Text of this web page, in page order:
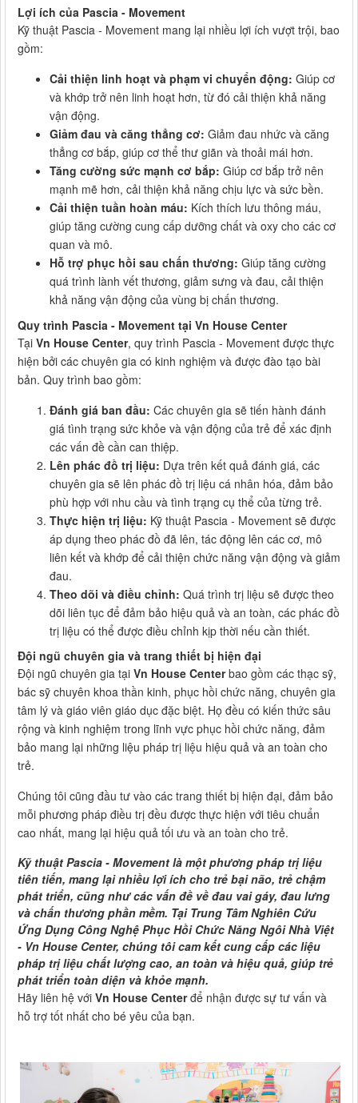
Lợi ích của Pascia - Movement
Kỹ thuật Pascia - Movement mang lại nhiều lợi ích vượt trội, bao
gồm:
Cải thiện linh hoạt và phạm vi chuyển động: Giúp cơ
và khớp trở nên linh hoạt hơn, từ đó cải thiện khả năng
vận động.
Giảm đau và căng thẳng cơ: Giảm đau nhức và căng
thẳng cơ bắp, giúp cơ thể thư giãn và thoải mái hơn.
Tăng cường sức mạnh cơ bắp: Giúp cơ bắp trở nên
mạnh mẽ hơn, cải thiện khả năng chịu lực và sức bền.
Cải thiện tuần hoàn máu: Kích thích lưu thông máu,
giúp tăng cường cung cấp dưỡng chất và oxy cho các cơ
quan và mô.
Hỗ trợ phục hồi sau chấn thương: Giúp tăng cường
quá trình lành vết thương, giảm sưng và đau, cải thiện
khả năng vận động của vùng bị chấn thương.
Quy trình Pascia - Movement tại Vn House Center
Tại Vn House Center, quy trình Pascia - Movement được thực
hiện bởi các chuyên gia có kinh nghiệm và được đào tạo bài
bản. Quy trình bao gồm:
Đánh giá ban đầu: Các chuyên gia sẽ tiến hành đánh
giá tình trạng sức khỏe và vận động của trẻ để xác định
các vấn đề cần can thiệp.
Lên phác đồ trị liệu: Dựa trên kết quả đánh giá, các
chuyên gia sẽ lên phác đồ trị liệu cá nhân hóa, đảm bảo
phù hợp với nhu cầu và tình trạng cụ thể của từng trẻ.
Thực hiện trị liệu: Kỹ thuật Pascia - Movement sẽ được
áp dụng theo phác đồ đã lên, tác động lên các cơ, mô
liên kết và khớp để cải thiện chức năng vận động và giảm
đau.
Theo dõi và điều chỉnh: Quá trình trị liệu sẽ được theo
dõi liên tục để đảm bảo hiệu quả và an toàn, các phác đồ
trị liệu có thể được điều chỉnh kịp thời nếu cần thiết.
Đội ngũ chuyên gia và trang thiết bị hiện đại
Đội ngũ chuyên gia tại Vn House Centerbao gồm các thạc sỹ,
bác sỹ chuyên khoa thần kinh, phục hồi chức năng, chuyên gia
tâm lý và giáo viên giáo dục đặc biệt. Họ đều có kiến thức sâu
rộng và kinh nghiệm trong lĩnh vực phục hồi chức năng, đảm
bảo mang lại những liệu pháp trị liệu hiệu quả và an toàn cho
trẻ.
Chúng tôi cũng đầu tư vào các trang thiết bị hiện đại, đảm bảo
mỗi phương pháp điều trị đều được thực hiện với tiêu chuẩn
cao nhất, mang lại hiệu quả tối ưu và an toàn cho trẻ.
Kỹ thuật Pascia - Movement là một phương pháp trị liệu
tiên tiến, mang lại nhiều lợi ích cho trẻ bại não, trẻ chậm
phát triển, cũng như các vấn đề về đau vai gáy, đau lưng
và chấn thương phần mềm. Tại Trung Tâm Nghiên Cứu
Ứng Dụng Công Nghệ Phục Hồi Chức Năng Ngôi Nhà Việt
- Vn House Center, chúng tôi cam kết cung cấp các liệu
pháp trị liệu chất lượng cao, an toàn và hiệu quả, giúp trẻ
phát triển toàn diện và khỏe mạnh.
Hãy liên hệ với Vn House Centerđể nhận được sự tư vấn và
hỗ trợ tốt nhất cho bé yêu của bạn.